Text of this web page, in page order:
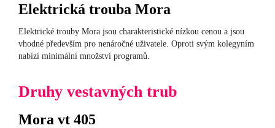
Elektrická trouba Mora
Elektrické trouby Mora jsou charakteristické nízkou cenou a jsou
vhodné především pro nenáročné uživatele. Oproti svým kolegyním
nabízí minimální množství programů.
Druhy vestavných trub
Mora vt 405